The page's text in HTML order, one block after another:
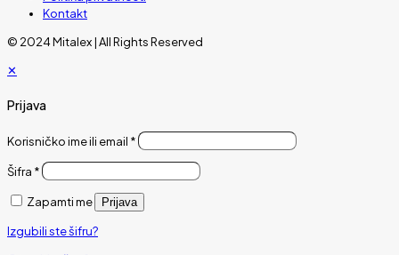
Kontakt
© 2024 Mitalex | All Rights Reserved
✕
Prijava
Korisničko ime ili email *
Šifra *
Zapamti me Prijava
Izgubili ste šifru?